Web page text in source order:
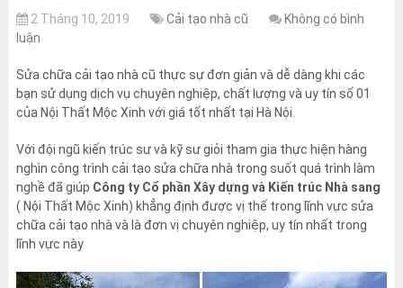
2 Tháng 10, 2019 Cải tạo nhà cũ
Không có bình
luận
Sửa chữa cải tạo nhà cũ thực sự đơn giản và dễ dàng khi các
bạn sử dụng dịch vụ chuyên nghiệp, chất lượng và uy tín số 01
của Nội Thất Mộc Xinh với giá tốt nhất tại Hà Nội.
Với đội ngũ kiến trúc sư và kỹ sư giỏi tham gia thực hiện hàng
nghìn công trình cải tạo sửa chữa nhà trong suốt quá trình làm
nghề đã giúp Công ty Cổ phần Xây dựng và Kiến trúc Nhà sang
( Nội Thất Mộc Xinh) khẳng định được vị thế trong lĩnh vực sửa
chữa cải tạo nhà và là đơn vị chuyên nghiệp, uy tín nhất trong
lĩnh vực này